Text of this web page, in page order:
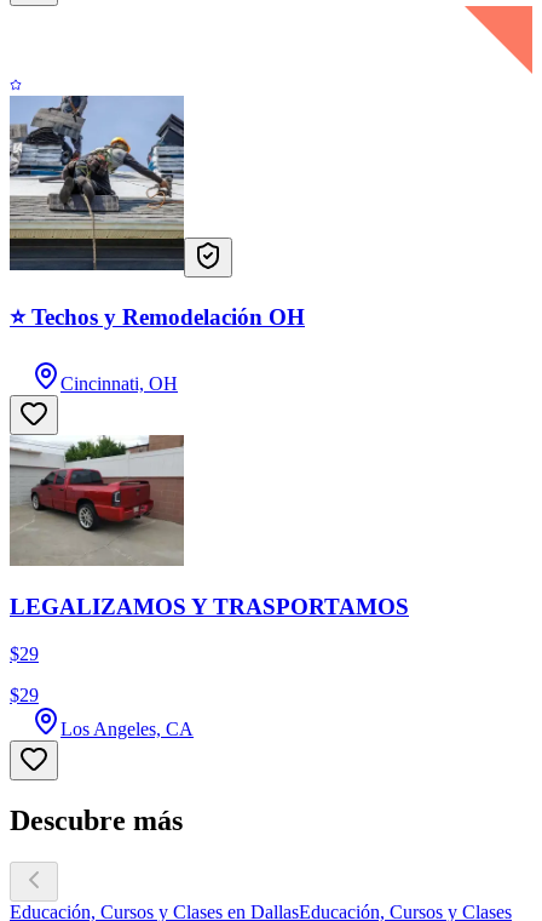
⭐ Techos y Remodelación OH
Cincinnati, OH
LEGALIZAMOS Y TRASPORTAMOS
$29
$29
Los Angeles, CA
Descubre más
Educación, Cursos y Clases en DallasEducación, Cursos y Clases